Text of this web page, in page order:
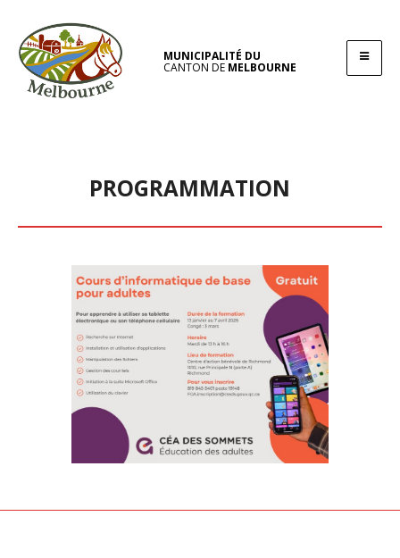
MUNICIPALITÉ DU
CANTON DE MELBOURNE
PROGRAMMATION